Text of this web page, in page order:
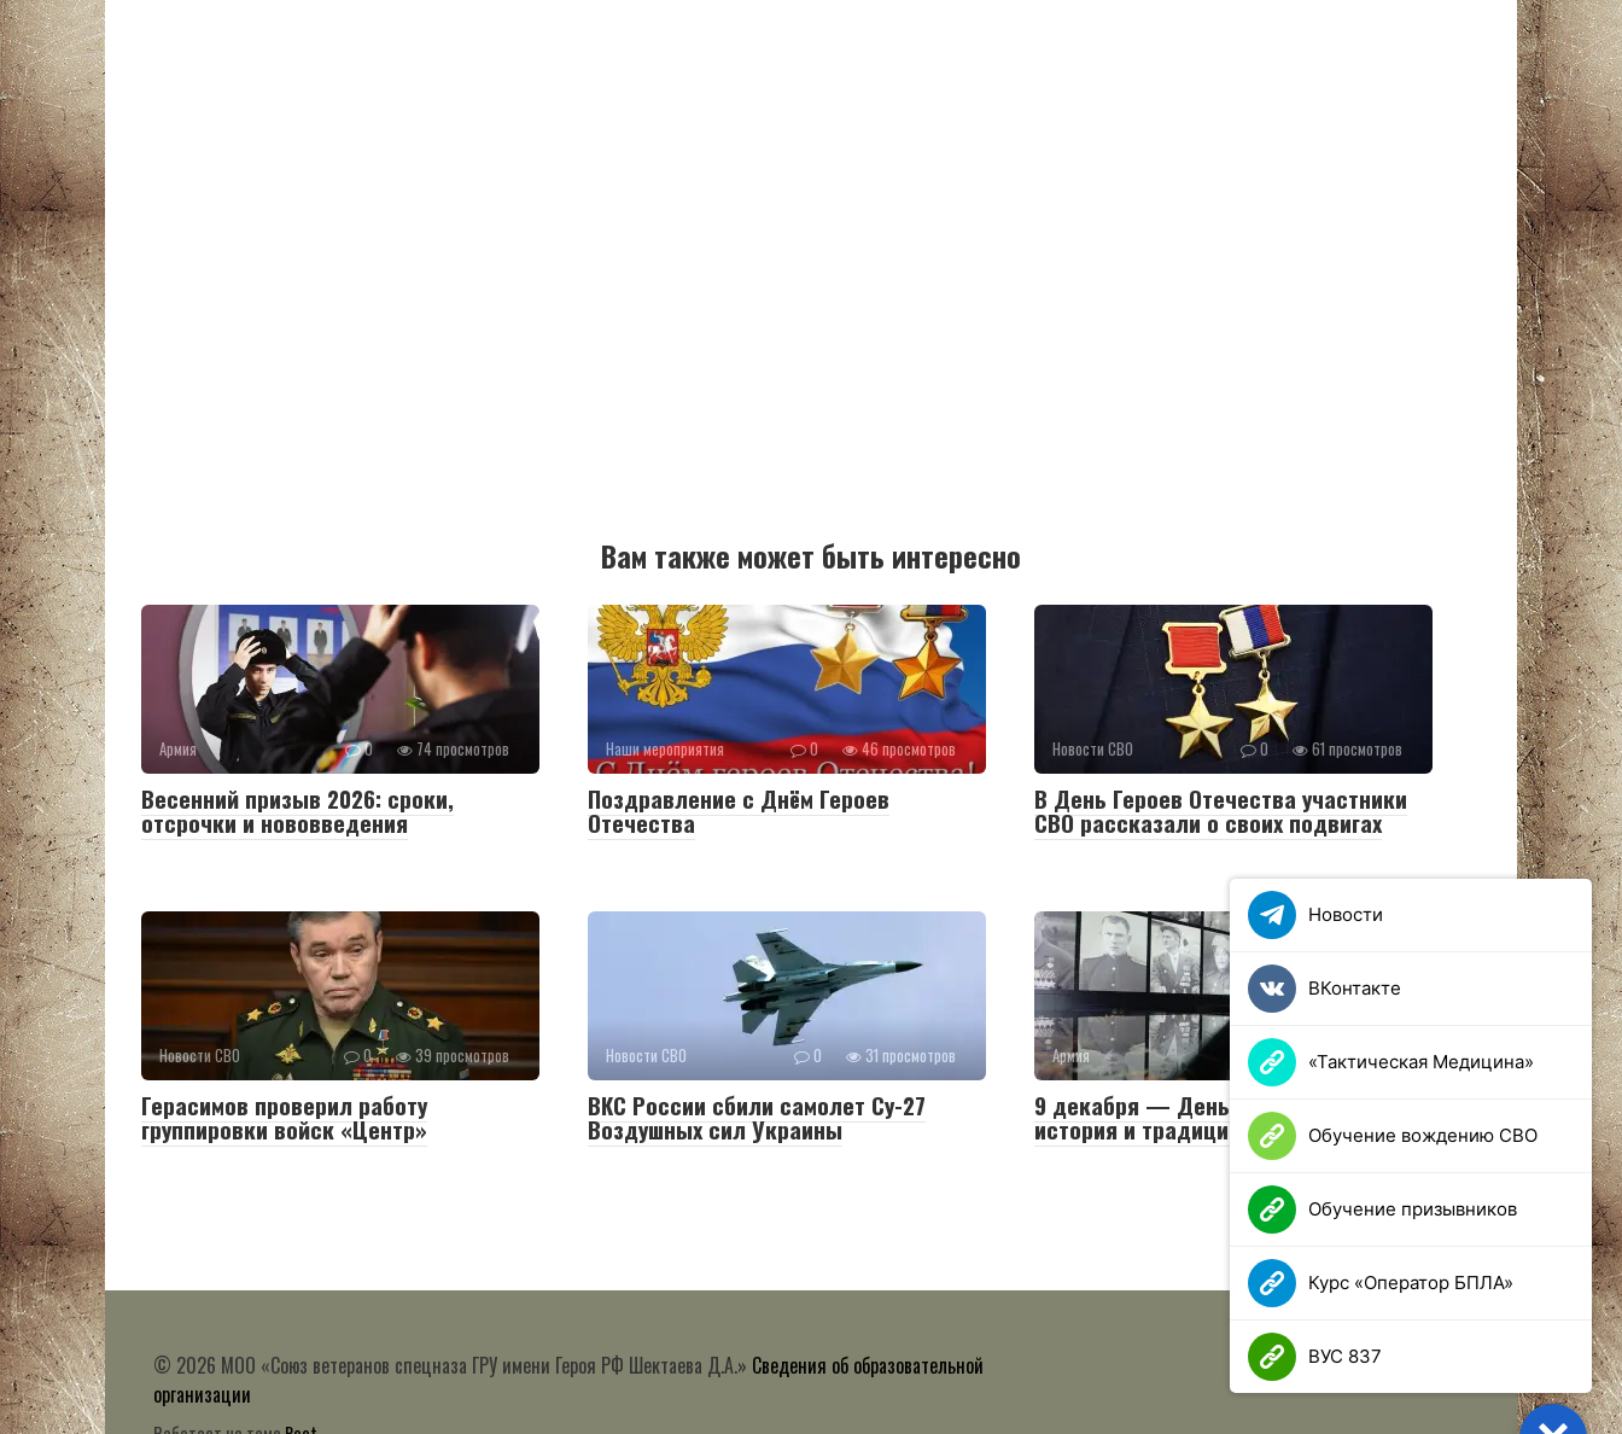
Вам также может быть интересно
Армия 0 74 просмотров
Весенний призыв 2026: сроки,
отсрочки и нововведения
Наши мероприятия 0 46 просмотров
Поздравление с Днём Героев
Отечества
Новости СВО 0 61 просмотров
В День Героев Отечества участники
СВО рассказали о своих подвигах
Новости СВО 0 39 просмотров
Герасимов проверил работу
группировки войск «Центр»
Новости СВО 0 31 просмотров
ВКС России сбили самолет Су-27
Воздушных сил Украины
Армия 0 29 просмотров
9 декабря — День Героев Отечества:
история и традиции праздника
© 2026 МОО «Союз ветеранов спецназа ГРУ имени Героя РФ Шектаева Д.А.» Сведения об образовательной
организации
Новости
ВКонтакте
«Тактическая Медицина»
Обучение вождению СВО
Обучение призывников
Курс «Оператор БПЛА»
ВУС 837